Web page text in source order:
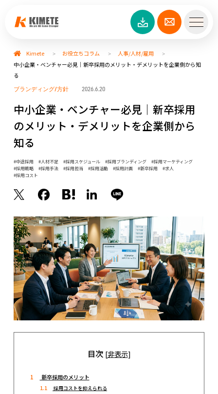
Kimete > お役立ちコラム > 人事/人材/雇用 >
中小企業・ベンチャー必見｜新卒採用のメリット・デメリットを企業側から知
る
ブランディング/方針 2026.6.20
中小企業・ベンチャー必見｜新卒採用
のメリット・デメリットを企業側から
知る
中途採用 人材不足 採用スケジュール 採用ブランディング
採用マーケティング
採用戦略
採用手法 採用担当 採用活動 採用計画 新卒採用
求人
採用コスト
目次 [非表示]
1 新卒採用のメリット
1.1 採用コストを抑えられる